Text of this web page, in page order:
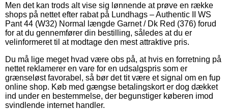
Men det kan trods alt vise sig lønnende at prøve en række
shops på nettet efter rabat på Lundhags – Authentic II WS
Pant 44 (W32) Normal længde Garnet / Dk Red (376) forud
for at du gennemfører din bestilling, således at du er
velinformeret til at modtage den mest attraktive pris.
Du må lige meget hvad være obs på, at hvis en forretning på
nettet reklamerer en vare for en udsalgspris som er
grænseløst favorabel, så bør det tit være et signal om en fup
online shop. Køb med gængse betalingskort er dog dækket
ind under en bestemmelse, der begunstiger køberen imod
svindlende internet handler.